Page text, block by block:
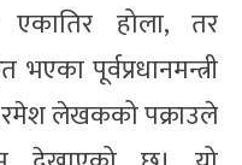
एकातिर होला, तर
पूर्वप्रधानमन्त्री
रमेश लेखकको पक्राउले